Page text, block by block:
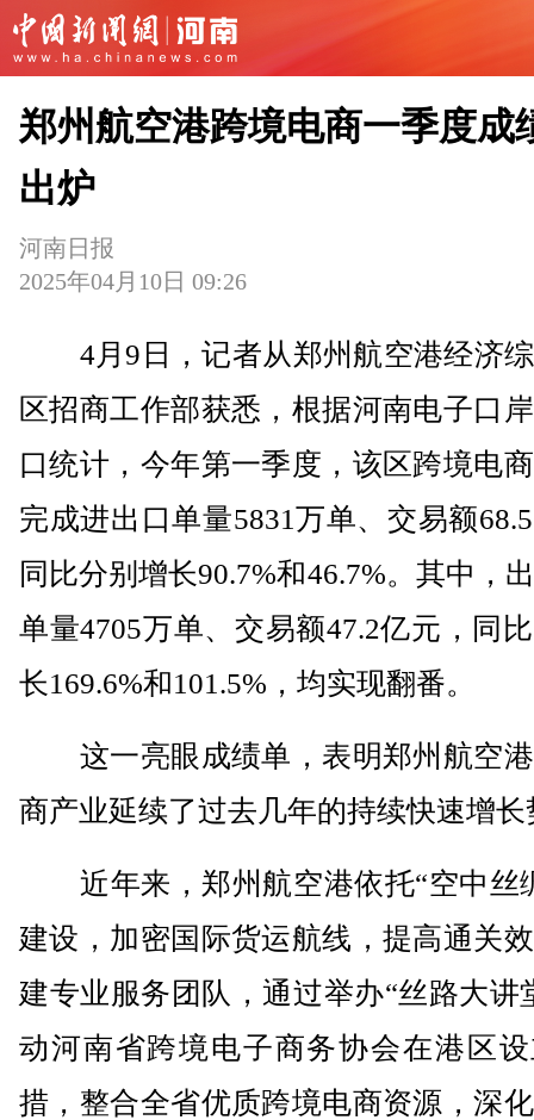
郑州航空港跨境电商一季度成
出炉
河南日报
2025年04月10日 09:26
4月9日，记者从郑州航空港经济
区招商工作部获悉，根据河南电子口
口统计，今年第一季度，该区跨境电
完成进出口单量5831万单、交易额
同比分别增长90.7%和46.7%。其中，
单量4705万单、交易额47.2亿元，同
长169.6%和101.5%，均实现翻番。
这一亮眼成绩单，表明郑州航空
商产业延续了过去几年的持续快速增长
近年来，郑州航空港依托“空中丝
建设，加密国际货运航线，提高通关
建专业服务团队，通过举办“丝路大讲
动河南省跨境电子商务协会在港区
措，整合全省优质跨境电商资源，深